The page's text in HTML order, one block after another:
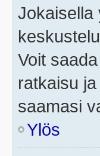
Jokaisella
Voit
ratkaisu
saamasi
Ylös